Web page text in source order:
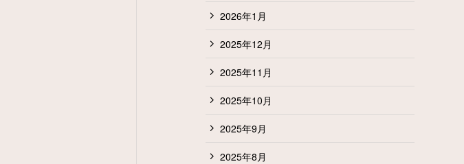
2026年1月
2025年12月
2025年11月
2025年10月
2025年9月
2025年8月